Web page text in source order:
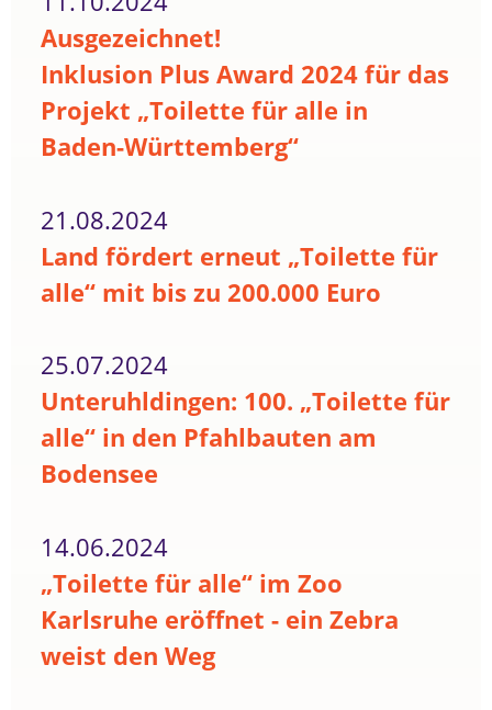
Ausgezeichnet!
Inklusion Plus Award 2024 für das
Projekt „Toilette für alle in
Baden-Württemberg“
21.08.2024
Land fördert erneut „Toilette für
alle“ mit bis zu 200.000 Euro
25.07.2024
Unteruhldingen: 100. „Toilette für
alle“ in den Pfahlbauten am
Bodensee
14.06.2024
„Toilette für alle“ im Zoo
Karlsruhe eröffnet - ein Zebra
weist den Weg